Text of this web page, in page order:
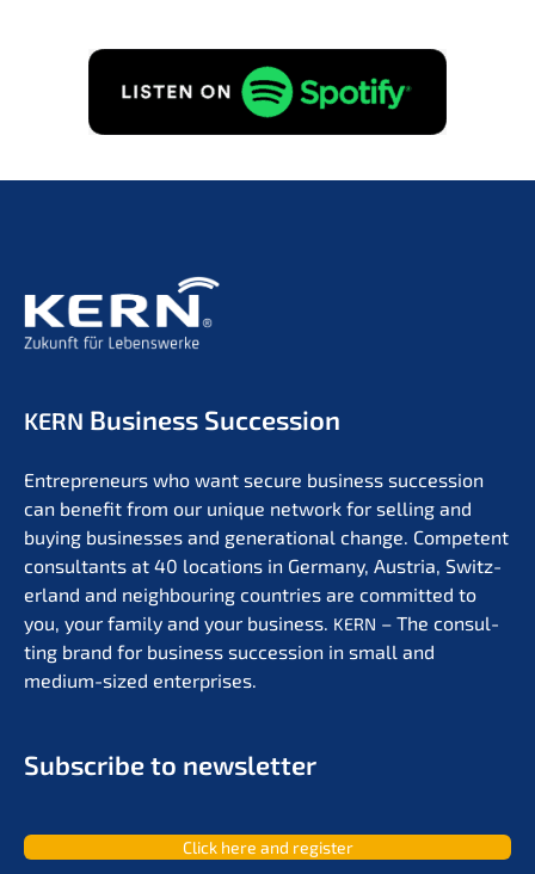
KERN Business Succession
Entre­pre­neurs who want secure business succes­si­on
can benefit from our unique network for selling and
buying businesses and genera­tio­nal change. Compe­tent
consul­tants at 40 locati­ons in Germa­ny, Austria, Switz­
er­land and neigh­bou­ring count­ries are commit­ted to
you, your family and your business. KERN – The consul­
ting brand for business succes­si­on in small and
medium-sized enterprises.
Subscri­be to newsletter
Click here and register